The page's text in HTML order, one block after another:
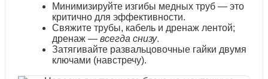
Минимизируйте изгибы медных труб — это
критично для эффективности.
Свяжите трубы, кабель и дренаж лентой;
дренаж — всегда снизу.
Затягивайте развальцовочные гайки двумя
ключами (навстречу).